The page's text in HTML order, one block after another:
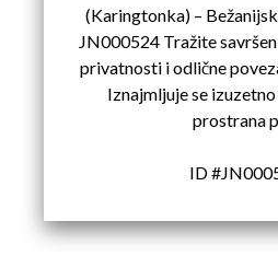
(Karingtonka) –
JN000524 Tražite
privatnosti i odlične
Iznajmljuje se
prostrana
ID